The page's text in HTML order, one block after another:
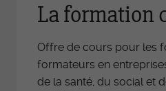
La formation
Offre de cours pour les
formateurs en
de la santé, du social et